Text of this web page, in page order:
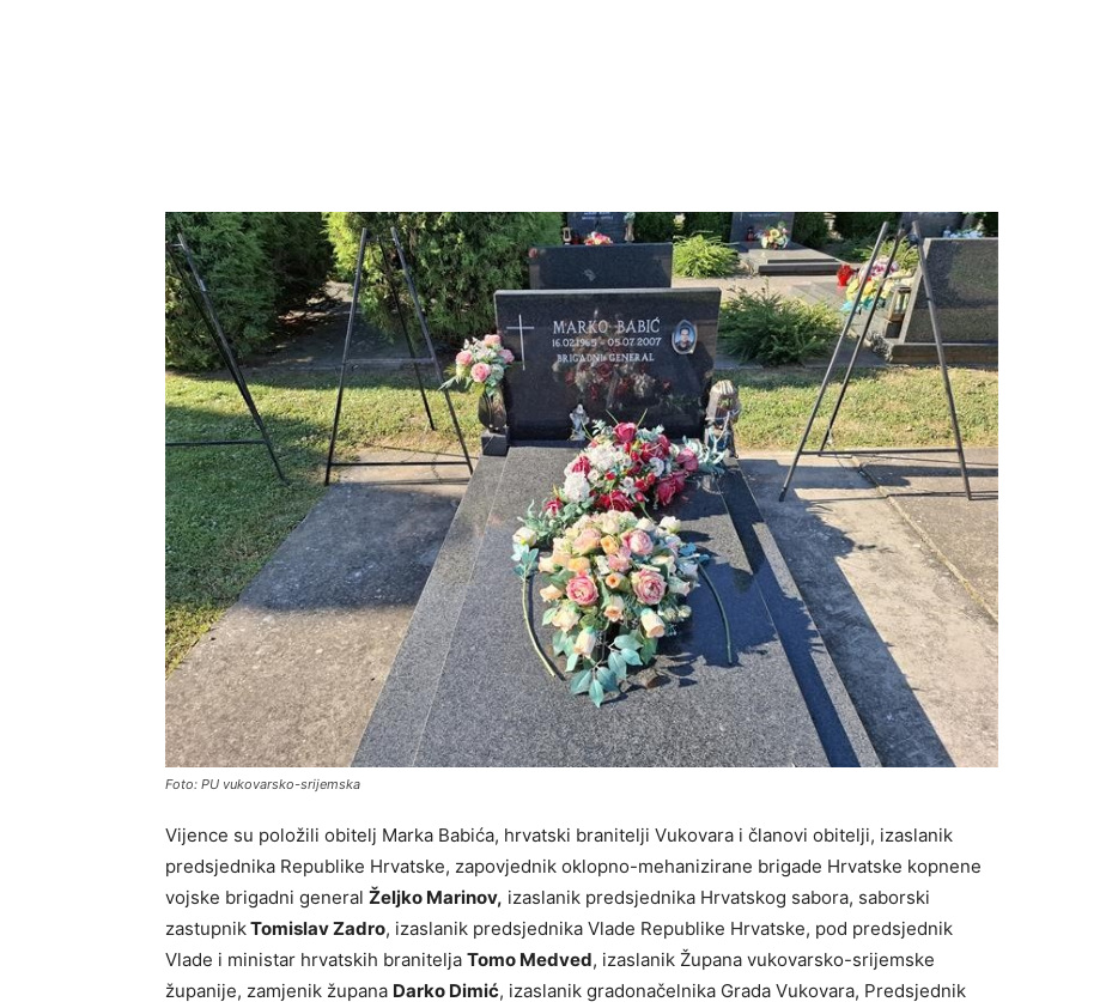
Foto: PU vukovarsko-srijemska
Vijence su položili obitelj Marka Babića, hrvatski branitelji Vukovara i članovi obitelji, izaslanik
predsjednika Republike Hrvatske, zapovjednik oklopno-mehanizirane brigade Hrvatske kopnene
vojske brigadni general Željko Marinov, izaslanik predsjednika Hrvatskog sabora, saborski
zastupnikTomislav Zadro, izaslanik predsjednika Vlade Republike Hrvatske, pod predsjednik
Vlade i ministar hrvatskih branitelja Tomo Medved, izaslanik Župana vukovarsko-srijemske
županije, zamjenik župana Darko Dimić, izaslanik gradonačelnika Grada Vukovara, Predsjednik